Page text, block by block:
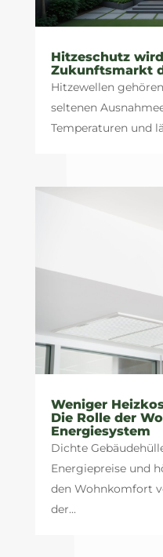
Hitzeschutz
Zukunftsmarkt
Hitzewellen
seltenen
Temperaturen und
Weniger
Die Rolle der
Energiesystem
Dichte
Energiepreise und
den Wohnkomfort
der...